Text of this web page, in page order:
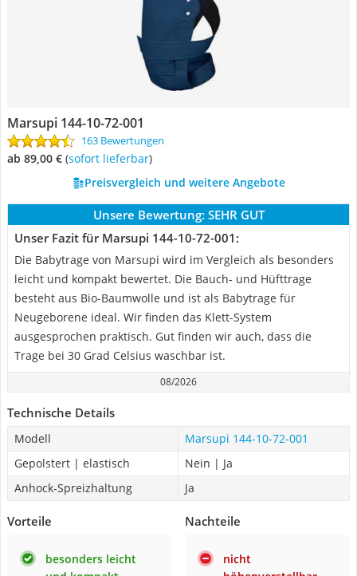
Marsupi 144-10-72-001
163 Bewertungen
ab 89,00 € ( Sofort lieferbar)
Preisvergleich und weitere Angebote
Unsere Bewertung: SEHR GUT
Unser Fazit für Marsupi 144-10-72-001:
Die Babytrage von Marsupi wird im Vergleich als besonders
leicht und kompakt bewertet. Die Bauch- und Hüfttrage
besteht aus Bio-Baumwolle und ist als Babytrage für
Neugeborene ideal. Wir finden das Klett-System
ausgesprochen praktisch. Gut finden wir auch, dass die
Trage bei 30 Grad Celsius waschbar ist.
08/2026
Technische Details
Modell
Marsupi 144-10-72-001
Gepolstert | elastisch
Nein | Ja
Anhock-Spreizhaltung
Ja
Vorteile
besonders leicht
Nachteile
nicht